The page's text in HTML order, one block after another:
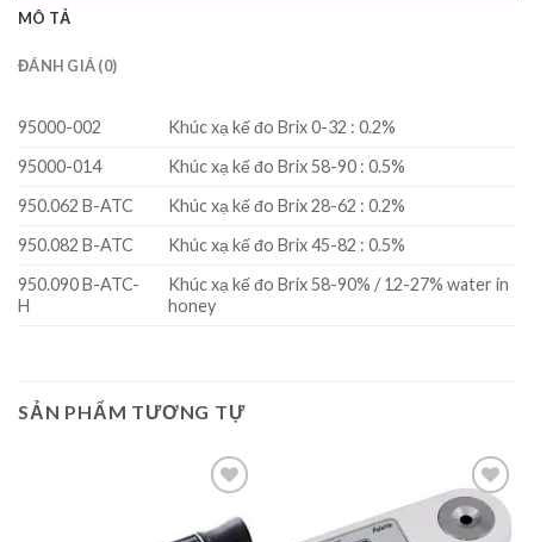
MÔ TẢ
ĐÁNH GIÁ (0)
95000-002
Khúc xạ kế đo Brix 0-32 : 0.2%
95000-014
Khúc xạ kế đo Brix 58-90 : 0.5%
950.062 B-ATC
Khúc xạ kế đo Brix 28-62 : 0.2%
950.082 B-ATC
Khúc xạ kế đo Brix 45-82 : 0.5%
950.090 B-ATC-
H
Khúc xạ kế đo Brix 58-90% / 12-27% water in
honey
SẢN PHẨM TƯƠNG TỰ